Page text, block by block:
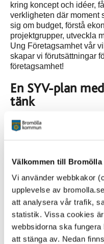
Välkommen till Bromölla
Vi använder webbkakor
upplevelse av
att analysera vår trafik,
statistik. Vissa cookies
webbsidorna ska
att stänga av. Nedan
kring koncept och idéer,
verkligheten där moment
sig om budget, förstå
projektgrupper, utveckla
Ung Företagsamhet vår
skapar vi förutsättningar
företagsamhet!
En SYV-plan
tänk
Skolan och
kring vår Studie-och
vägen genom
I planen finns arbetet
olika läromedel för
möjligheten att driva
Läs mer om vad de olika